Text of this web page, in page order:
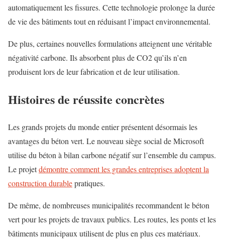
automatiquement les fissures. Cette technologie prolonge la durée
de vie des bâtiments tout en réduisant l’impact environnemental.
De plus, certaines nouvelles formulations atteignent une véritable
négativité carbone. Ils absorbent plus de CO2 qu’ils n’en
produisent lors de leur fabrication et de leur utilisation.
Histoires de réussite concrètes
Les grands projets du monde entier présentent désormais les
avantages du béton vert. Le nouveau siège social de Microsoft
utilise du béton à bilan carbone négatif sur l’ensemble du campus.
Le projetdémontre comment les grandes entreprises adoptent la
construction durablepratiques.
De même, de nombreuses municipalités recommandent le béton
vert pour les projets de travaux publics. Les routes, les ponts et les
bâtiments municipaux utilisent de plus en plus ces matériaux.